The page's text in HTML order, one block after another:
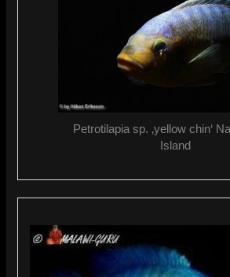
Petrotilapia sp. ‚yellow chin‘
Island